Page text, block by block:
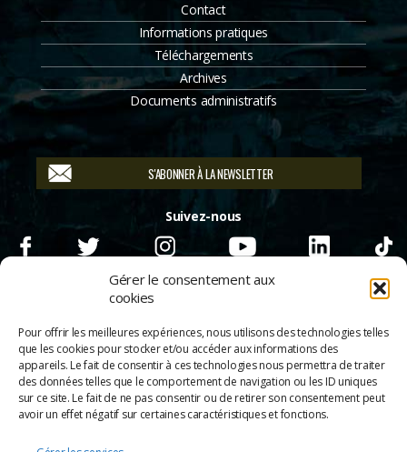
Gérer le consentement aux
cookies
Pour offrir les meilleures expériences, nous utilisons des technologies telles
que les cookies pour stocker et/ou accéder aux informations des
appareils. Le fait de consentir à ces technologies nous permettra de traiter
des données telles que le comportement de navigation ou les ID uniques
sur ce site. Le fait de ne pas consentir ou de retirer son consentement peut
avoir un effet négatif sur certaines caractéristiques et fonctions.
Contact
Informations pratiques
Téléchargements
Archives
Documents administratifs
S'ABONNER À LA NEWSLETTER
Suivez-nous